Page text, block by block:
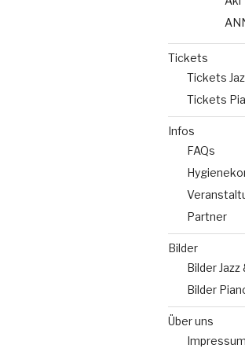
Tickets
Tickets
Tickets
Infos
FAQs
Partner
Bilder
Bilder
Bilder
Über uns
Impressum